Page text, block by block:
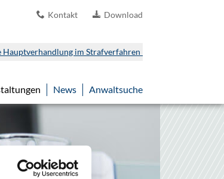
Kontakt Download
im Strafverfahren bei drohender
News Anwaltsuche